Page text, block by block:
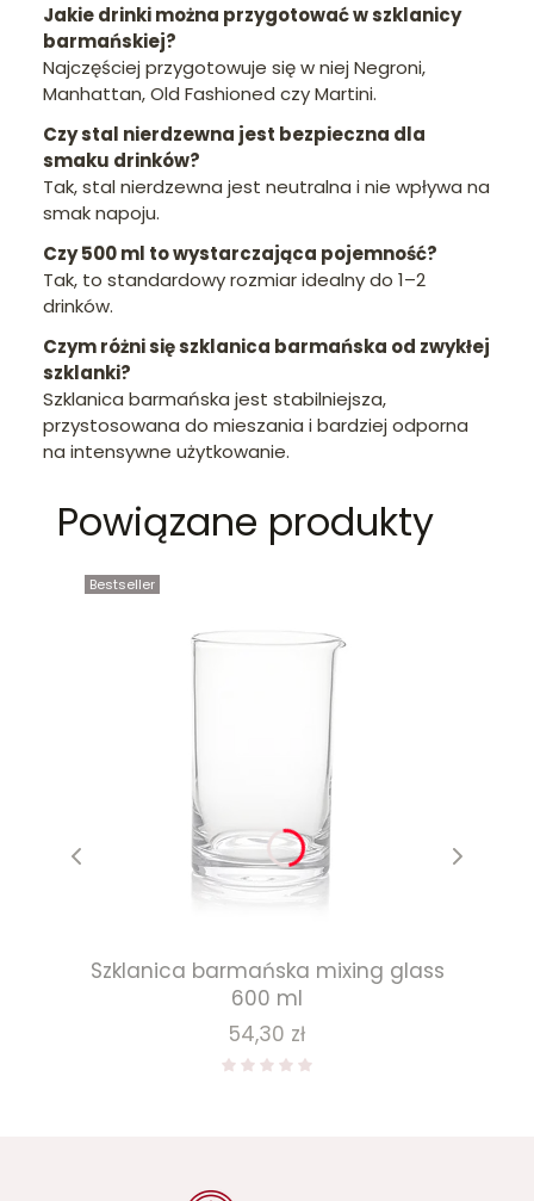
Jakie drinki można przygotować w szklanicy
barmańskiej?
Najczęściej przygotowuje się w niej Negroni,
Manhattan, Old Fashioned czy Martini.
Czy stal nierdzewna jest bezpieczna dla
smaku drinków?
Tak, stal nierdzewna jest neutralna i nie wpływa na
smak napoju.
Czy 500 ml to wystarczająca pojemność?
Tak, to standardowy rozmiar idealny do 1–2
drinków.
Czym różni się szklanica barmańska od zwykłej
szklanki?
Szklanica barmańska jest stabilniejsza,
przystosowana do mieszania i bardziej odporna
na intensywne użytkowanie.
Powiązane produkty
Bestseller
Szklanica barmańska mixing glass
600 ml
Cena
54,30 zł